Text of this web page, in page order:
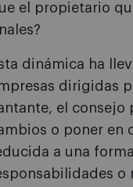
el propietario
dinámica ha
dirigidas
el consejo
o poner en
a una
o